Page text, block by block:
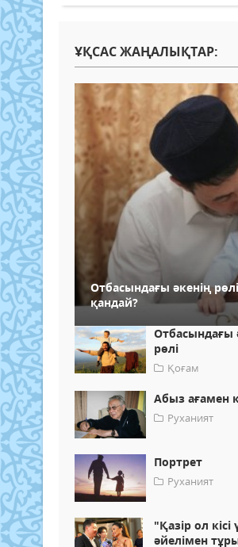
ҰҚСАС ЖАҢАЛЫҚТАР:
Отбасындағы әкенің рөлі
қандай?
Отбасындағы
рөлі
Қоғам
Абыз ағамен
Руханият
Портрет
Руханият
"Қазір ол
әйелімен